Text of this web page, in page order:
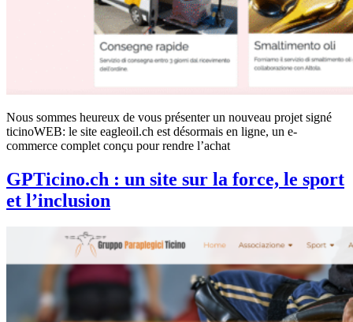
Nous sommes heureux de vous présenter un nouveau projet signé
ticinoWEB: le site eagleoil.ch est désormais en ligne, un e-
commerce complet conçu pour rendre l’achat
GPTicino.ch : un site sur la force, le sport
et l’inclusion